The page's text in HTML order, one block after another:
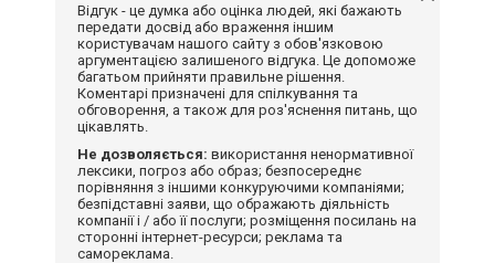
Відгук - це думка або оцінка людей, які бажають
передати досвід або враження іншим
користувачам нашого сайту з обов'язковою
аргументацією залишеного відгука. Це допоможе
багатьом прийняти правильне рішення.
Коментарі призначені для спілкування та
обговорення, а також для роз'яснення питань, що
цікавлять.
Не дозволяється: використання ненормативної
лексики, погроз або образ; безпосереднє
порівняння з іншими конкуруючими компаніями;
безпідставні заяви, що ображають діяльність
компанії і / або її послуги; розміщення посилань на
сторонні інтернет-ресурси; реклама та
самореклама.